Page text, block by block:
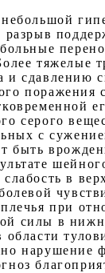
разрыв
тяжелые
и сдавлению
поражения
серого
с
быть
в
при
силы в
области
нарушение